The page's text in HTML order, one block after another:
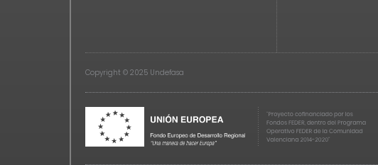
Copyright © 2025 Undefasa